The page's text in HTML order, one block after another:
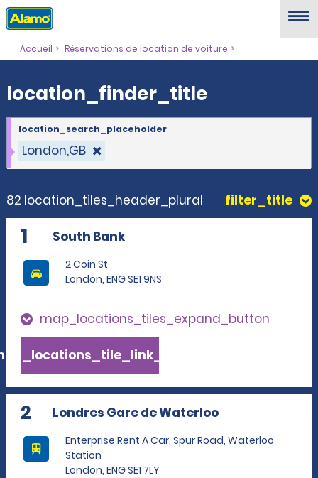
location_finder_title
Accueil Réservations de location de voiture
location_finder_title
London,GB
location_search_placeholder
82 location_tiles_header_plural filter_title
1 South Bank
2 Coin St
London, ENG SE1 9NS
map_locations_tiles_expand_button
2 Londres Gare de Waterloo
Enterprise Rent A Car, Spur Road, Waterloo
Station
London, ENG SE1 7LY